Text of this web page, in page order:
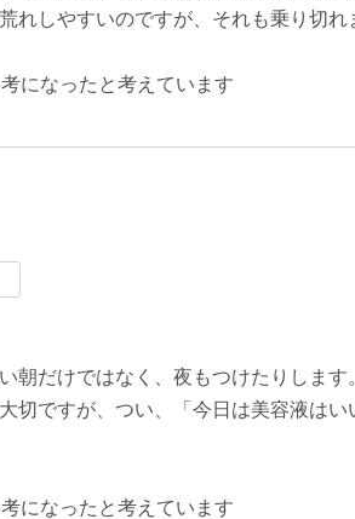
れしやすいのですが、それも乗り切れ
になったと考えています
朝だけではなく、夜もつけたりしま
切ですが、つい、「今日は美容液は
になったと考えています